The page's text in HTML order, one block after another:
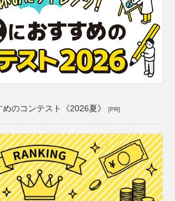
のコンテスト《2026夏》 [PR]